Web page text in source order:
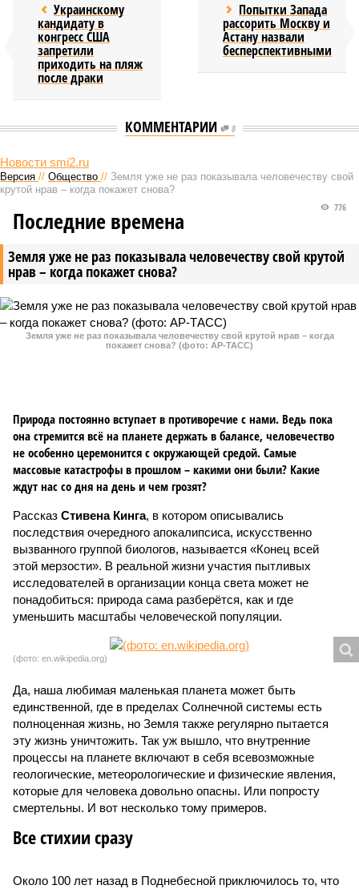
Украинскому
кандидату в
конгресс США
запретили
приходить на пляж
после драки
Попытки Запада
рассорить Москву и
Астану назвали
бесперспективными
КОММЕНТАРИИ 0
Новости smi2.ru
Версия // Общество // Земля уже не раз показывала человечеству свой
крутой нрав – когда покажет снова?
Земля уже не раз показывала человечеству свой крутой
нрав – когда покажет снова?
776
Последние времена
Земля уже не раз показывала человечеству свой крутой нрав – когда
покажет снова? (фото: АР-ТАСС)
Природа постоянно вступает в противоречие с нами. Ведь пока
она стремится всё на планете держать в балансе, человечество
не особенно церемонится с окружающей средой. Самые
массовые катастрофы в прошлом – какими они были? Какие
ждут нас со дня на день и чем грозят?
Рассказ Стивена Кинга, в котором описывались
последствия очередного апокалипсиса, искусственно
вызванного группой биологов, называется «Конец всей
этой мерзости». В реальной жизни участия пытливых
исследователей в организации конца света может не
понадобиться: природа сама разберётся, как и где
уменьшить масштабы человеческой популяции.
(фото: en.wikipedia.org)
Да, наша любимая маленькая планета может быть
единственной, где в пределах Солнечной системы есть
полноценная жизнь, но Земля также регулярно пытается
эту жизнь уничтожить. Так уж вышло, что внутренние
процессы на планете включают в себя всевозможные
геологические, метеорологические и физические явления,
которые для человека довольно опасны. Или попросту
смертельны. И вот несколько тому примеров.
Все стихии сразу
Около 100 лет назад в Поднебесной приключилось то, что